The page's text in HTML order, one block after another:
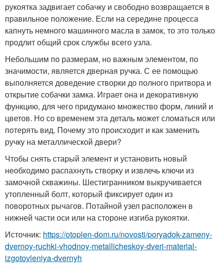
рукоятка задвигает собачку и свободно возвращается в
правильное положение. Если на середине процесса
капнуть немного машинного масла в замок, то это только
продлит общий срок службы всего узла.
Небольшим по размерам, но важным элементом, по
значимости, является дверная ручка. С ее помощью
выполняется доведение створки до полного притвора и
открытие собачки замка. Играет она и декоративную
функцию, для чего придумано множество форм, линий и
цветов. Но со временем эта деталь может сломаться или
потерять вид. Почему это происходит и как заменить
ручку на металлической двери?
Чтобы снять старый элемент и установить новый
необходимо распахнуть створку и извлечь ключи из
замочной скважины. Шестигранником выкручивается
утопленный болт, который фиксирует один из
поворотных рычагов. Потайной узел расположен в
нижней части оси или на стороне изгиба рукоятки.
Источник: https://otoplen-dom.ru/novosti/poryadok-zameny-
dvernoy-ruchki-vhodnoy-metallicheskoy-dveri-material-
izgotovleniya-dvernyh